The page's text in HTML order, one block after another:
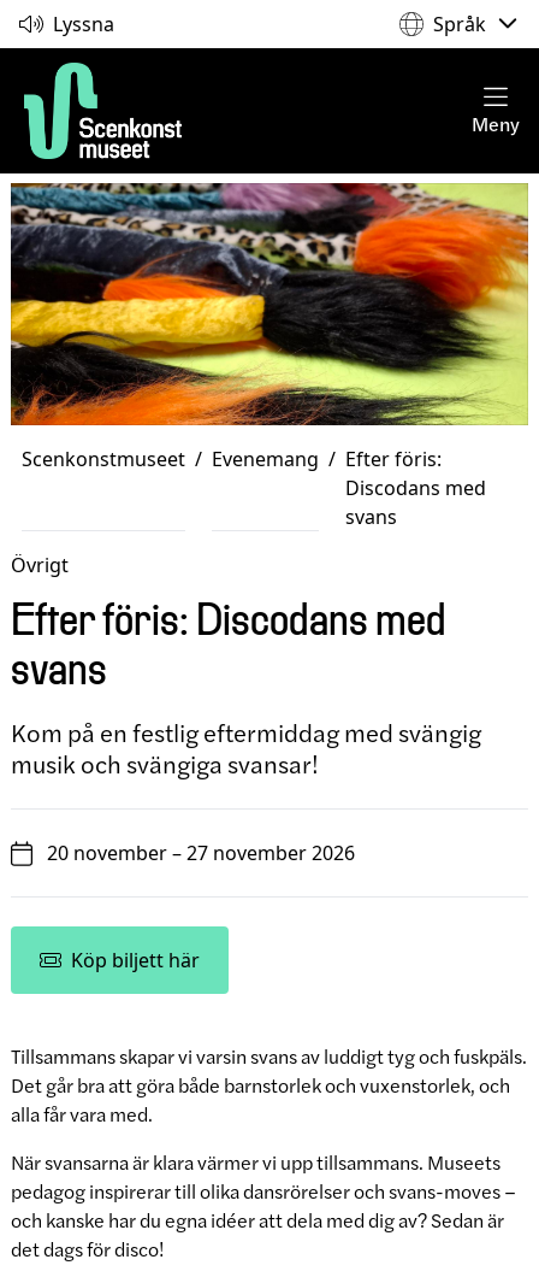
Lyssna Språk
Meny
Scenkonstmuseet / Evenemang / Efter föris:
Discodans med
svans
Övrigt
Efter föris: Discodans med
svans
Kom på en festlig eftermiddag med svängig
musik och svängiga svansar!
20 november – 27 november 2026
Köp biljett här
Tillsammans skapar vi varsin svans av luddigt tyg och fuskpäls.
Det går bra att göra både barnstorlek och vuxenstorlek, och
alla får vara med.
När svansarna är klara värmer vi upp tillsammans. Museets
pedagog inspirerar till olika dansrörelser och svans-moves –
och kanske har du egna idéer att dela med dig av? Sedan är
det dags för disco!